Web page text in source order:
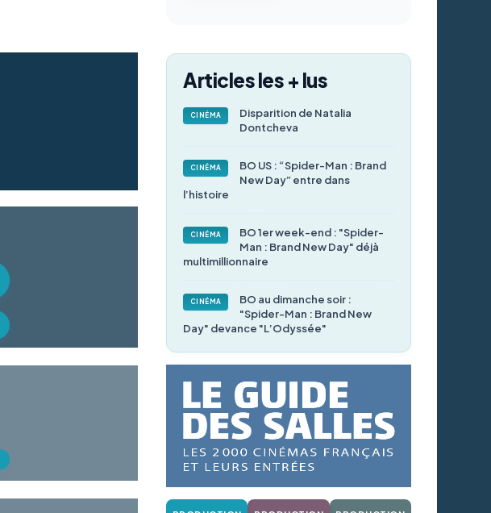
Articles les + lus
CINÉMA
Disparition de Natalia
Dontcheva
CINÉMA
BO US : “Spider-Man : Brand
New Day” entre dans
l’histoire
CINÉMA
BO 1er week-end : "Spider-
Man : Brand New Day" déjà
multimillionnaire
CINÉMA
BO au dimanche soir :
"Spider-Man : Brand New
Day" devance "L’Odyssée"